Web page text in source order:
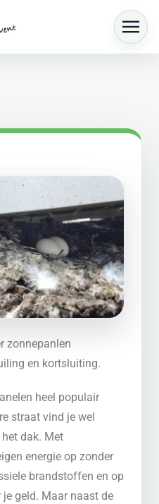
zonnepanlen
en kortsluiting.
heel populair
straat vind je wel
dak. Met
energie op zonder
brandstoffen en op
geld. Maar naast de